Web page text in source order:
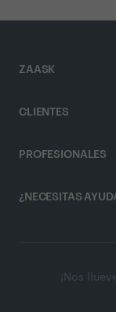
ZAASK
CLIENTES
PROFESIONALES
¿NECESITAS
¡Nos